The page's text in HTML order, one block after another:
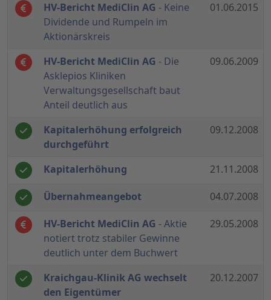
HV-Bericht MediClin AG - Keine
Dividende und Rumpeln im
Aktionärskreis
01.06.2015
HV-Bericht MediClin AG - Die
Asklepios Kliniken
Verwaltungsgesellschaft baut
Anteil deutlich aus
09.06.2009
Kapitalerhöhung erfolgreich
durchgeführt
09.12.2008
Kapitalerhöhung 21.11.2008
Übernahmeangebot 04.07.2008
HV-Bericht MediClin AG - Aktie
notiert trotz stabiler Gewinne
deutlich unter dem Buchwert
29.05.2008
Kraichgau-Klinik AG wechselt
den Eigentümer
20.12.2007